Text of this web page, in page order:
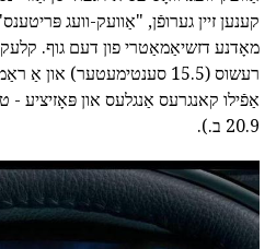
קענען זיין גערופֿן, "אַוועק-וועג
מאָדנע דזשיאַמאַטרי פון דעם גוף. קלעקן
20.9 ב.).